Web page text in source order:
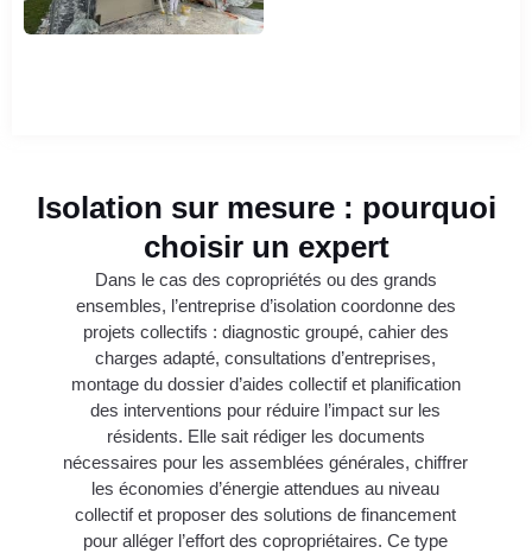
Isolation sur mesure : pourquoi
choisir un expert
Dans le cas des copropriétés ou des grands
ensembles, l’entreprise d’isolation coordonne des
projets collectifs : diagnostic groupé, cahier des
charges adapté, consultations d’entreprises,
montage du dossier d’aides collectif et planification
des interventions pour réduire l’impact sur les
résidents. Elle sait rédiger les documents
nécessaires pour les assemblées générales, chiffrer
les économies d’énergie attendues au niveau
collectif et proposer des solutions de financement
pour alléger l’effort des copropriétaires. Ce type